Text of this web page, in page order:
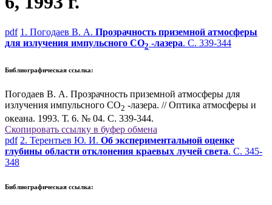
pdf 1. Погодаев В. А. Прозрачность приземной атмосферы
для излучения импульсного СО2 -лазера. С. 339-344
Библиографическая ссылка:
Погодаев В. А. Прозрачность приземной атмосферы для
излучения импульсного СО2 -лазера. // Оптика атмосферы и
океана. 1993. Т. 6. № 04. С. 339-344.
Скопировать ссылку в буфер обмена
pdf 2. Терентьев Ю. И. Об экспериментальной оценке
глубины области отклонения краевых лучей света. С. 345-
348
Библиографическая ссылка: